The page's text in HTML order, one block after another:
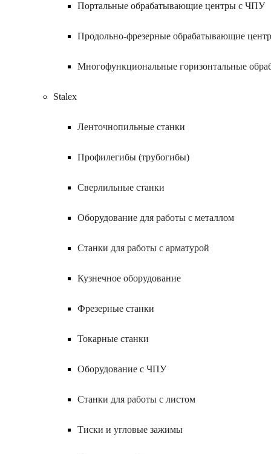
Портальные обрабатывающие центры с ЧПУ
Продольно-фрезерные обрабатывающие
Многофункциональные горизонтальные
Stalex
Ленточнопильные станки
Профилегибы (трубогибы)
Сверлильные станки
Оборудование для работы с металлом
Станки для работы с арматурой
Кузнечное оборудование
Фрезерные станки
Токарные станки
Оборудование с ЧПУ
Станки для работы с листом
Тиски и угловые зажимы